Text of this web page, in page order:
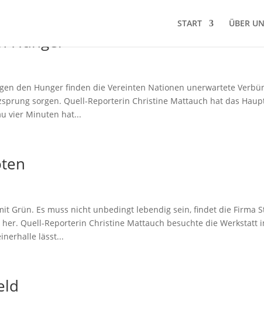
START ÜBER
Hunger
den Hunger finden die Vereinten Nationen unerwartete
sorgen. Quell-Reporterin Christine Mattauch hat das
vier Minuten hat...
Grün. Es muss nicht unbedingt lebendig sein, findet die Firma
Quell-Reporterin Christine Mattauch besuchte die Werkstatt
lässt...